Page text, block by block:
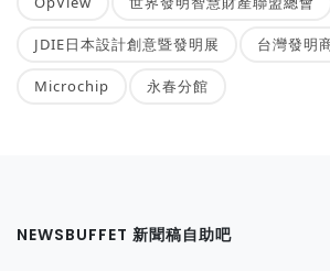
JDIE日本設計創意暨發明展 台灣發明
Microchip 永春分館
NEWSBUFFET 新聞稿自助吧